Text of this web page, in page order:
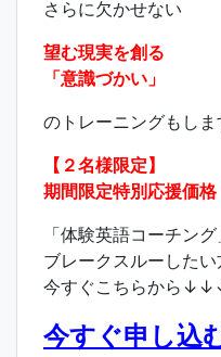
さらに欠かせない
望む現実を創る
「意識づかい」
のトレーニングもしま
【２名様限定】
期間限定特別応援価格
「体験英語コーチング
ブレークスルーしたい
今すぐこちらから
今すぐ申し込